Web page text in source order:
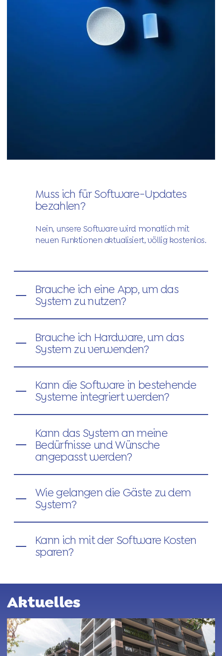
Muss ich für Software-Updates
bezahlen?
Nein, unsere Software wird monatlich mit
neuen Funktionen aktualisiert, völlig kostenlos.
Brauche ich eine App, um das
System zu nutzen?
Brauche ich Hardware, um das
System zu verwenden?
Kann die Software in bestehende
Systeme integriert werden?
Kann das System an meine
Bedürfnisse und Wünsche
angepasst werden?
Wie gelangen die Gäste zu dem
System?
Kann ich mit der Software Kosten
sparen?
Aktuelles